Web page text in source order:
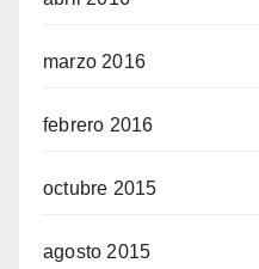
marzo 2016
febrero 2016
octubre 2015
agosto 2015